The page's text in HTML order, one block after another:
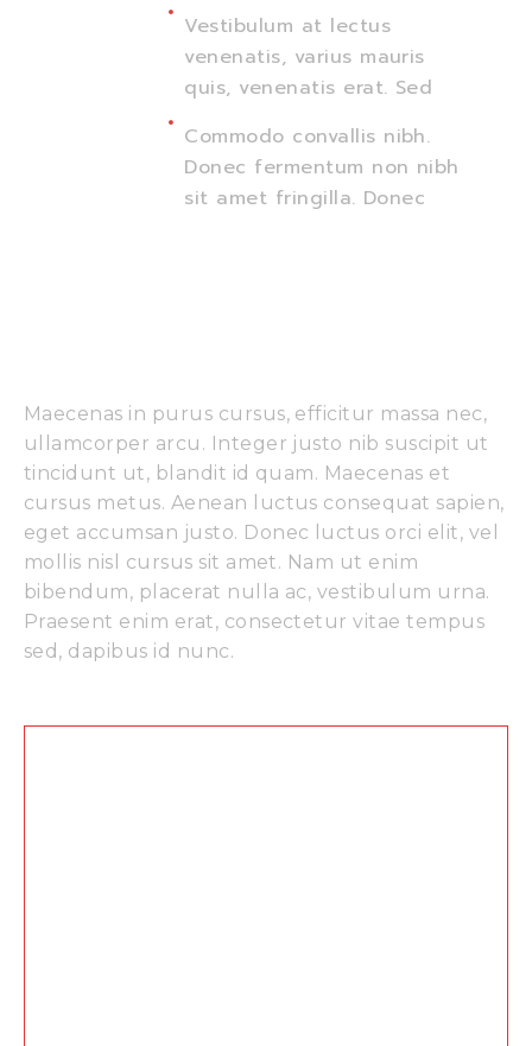
Vestibulum at lectus
venenatis, varius mauris
quis, venenatis erat. Sed
Commodo convallis nibh.
Donec fermentum non nibh
sit amet fringilla. Donec
Maecenas in purus cursus, efficitur massa nec,
ullamcorper arcu. Integer justo nib suscipit ut
tincidunt ut, blandit id quam. Maecenas et
cursus metus. Aenean luctus consequat sapien,
eget accumsan justo. Donec luctus orci elit, vel
mollis nisl cursus sit amet. Nam ut enim
bibendum, placerat nulla ac, vestibulum urna.
Praesent enim erat, consectetur vitae tempus
sed, dapibus id nunc.